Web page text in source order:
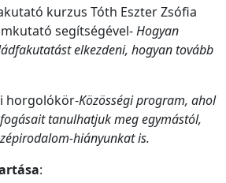
kurzus Tóth Eszter Zsófia
segítségével-Hogyan
elkezdeni, hogyan tovább
horgolókör-Közösségi program, ahol
tanulhatjuk meg egymástól,
hiányunkat is.
: